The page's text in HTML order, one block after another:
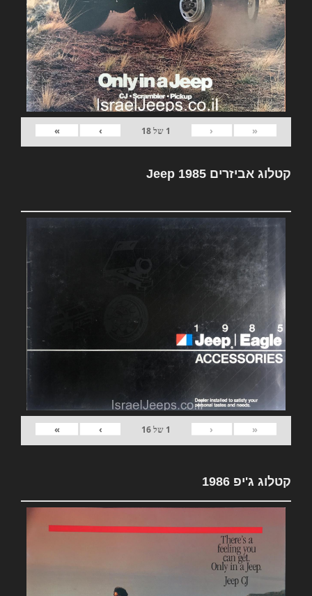
«
‹
1 של18
›
»
קטלוג אביזרים Jeep 1985
«
‹
1 של16
›
»
קטלוג ג'יפ 1986